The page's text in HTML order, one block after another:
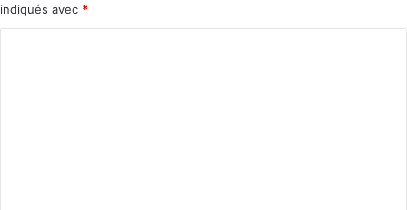
indiqués avec *